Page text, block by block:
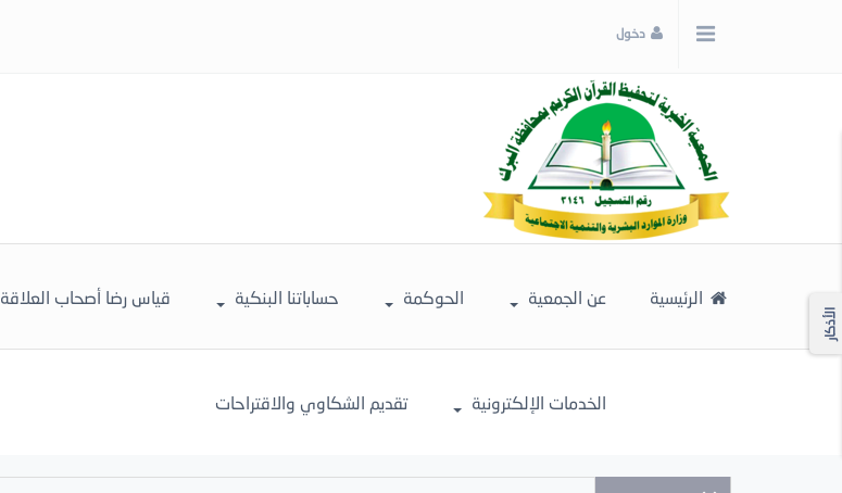
دخول
الرئيسية عن الجمعية الحوكمة حساباتنا البنكية قياس رضا أصحاب العلاقة
الخدمات الإلكترونية تقديم الشكاوي والاقتراحات
الأذكار